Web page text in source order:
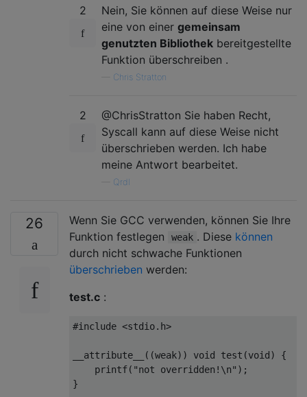
2
Nein, Sie können auf diese Weise nur
eine von einer gemeinsam
genutzten Bibliothek bereitgestellte
Funktion überschreiben .
Chris Stratton
2
@ChrisStratton Sie haben Recht,
Syscall kann auf diese Weise nicht
überschrieben werden. Ich habe
meine Antwort bearbeitet.
Qrdl
26
Wenn Sie GCC verwenden, können Sie Ihre
Funktion festlegen
weak . Diese können
durch nicht schwache Funktionen
überschrieben werden:
test.c :
#include <stdio.h>
__attribute__((weak)) void test (void)
{
printf( "not overridden!\n" );
}